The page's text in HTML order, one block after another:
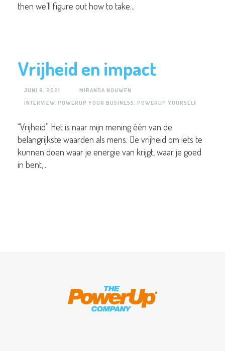
then we’ll figure out how to take...
Vrijheid en impact
JUNI 9, 2021
MIRANDA NOUWEN
INTERVIEW, POWERUP YOUR BUSINESS, POWERUP YOURSELF
“Vrijheid” Het is naar mijn mening één van de
belangrijkste waarden als mens. De vrijheid om iets te
kunnen doen waar je energie van krijgt, waar je goed
in bent,...